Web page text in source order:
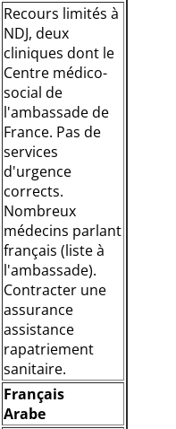
Recours limités à
NDJ, deux
cliniques dont le
Centre médico-
social de
l'ambassade de
France. Pas de
services
d'urgence
corrects.
Nombreux
médecins parlant
français (liste à
l'ambassade).
Contracter une
assurance
assistance
rapatriement
sanitaire.
Français
Arabe